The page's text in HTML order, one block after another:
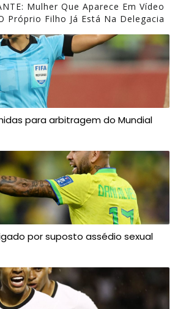
Mulher Que Aparece Em Vídeo
Próprio Filho Já Está Na Delegacia
para arbitragem do Mundial
por suposto assédio sexual